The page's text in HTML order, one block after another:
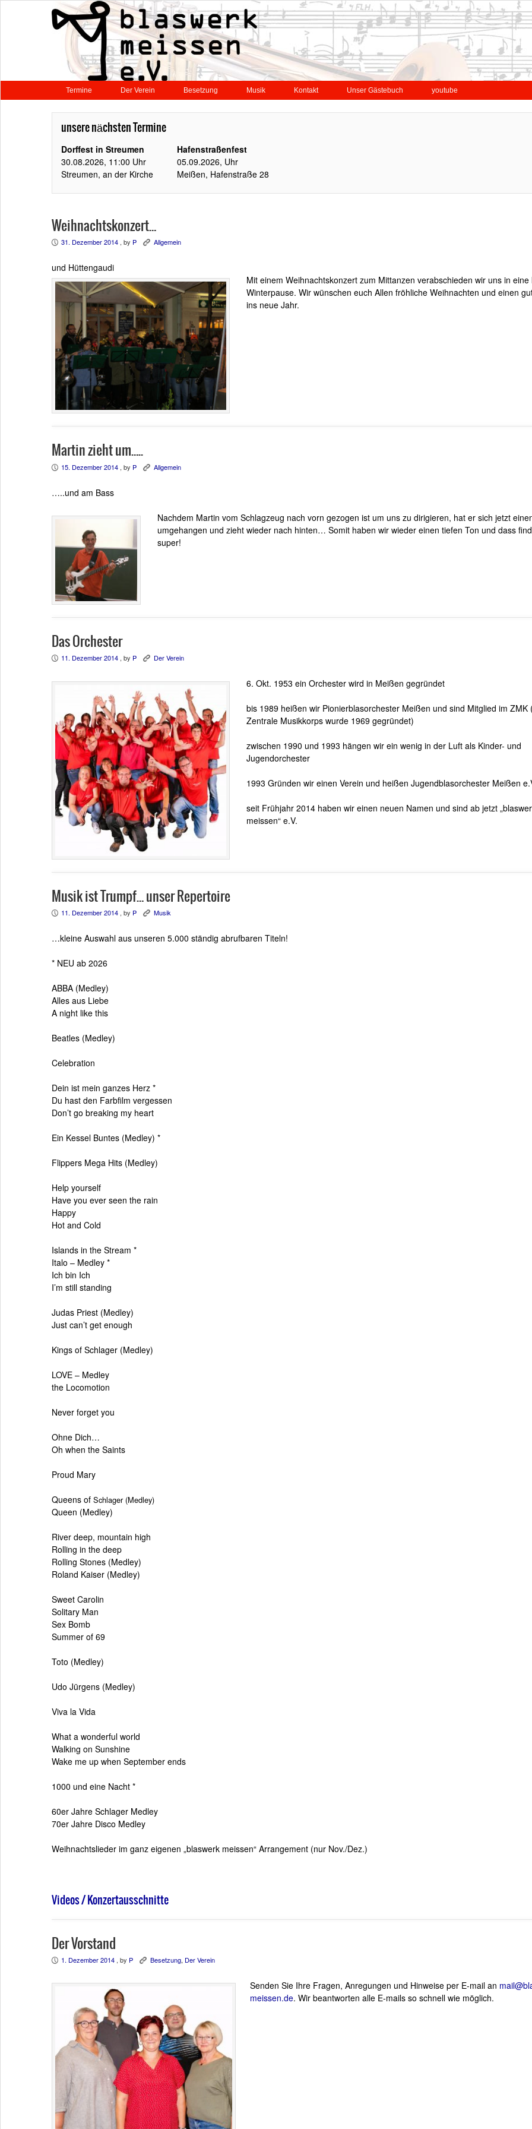
Termine Der Verein Besetzung Musik Kontakt Unser Gästebuch youtube
unsere nächsten Termine
Dorffest in Streumen
30.08.2026, 11:00 Uhr
Streumen, an der Kirche
Hafenstraßenfest
05.09.2026, Uhr
Meißen, Hafenstraße 28
Weihnachtskonzert…
P 31. Dezember 2014 , by P K Allgemein
und Hüttengaudi
Mit einem Weihnachtskonzert zum Mittanzen verabschieden wir uns in eine
Winterpause. Wir wünschen euch Allen fröhliche Weihnachten und einen
ins neue Jahr.
Martin zieht um…..
P 15. Dezember 2014 , by P K Allgemein
…..und am Bass
Nachdem Martin vom Schlagzeug nach vorn gezogen ist um uns zu dirigieren, hat er sich jetzt
umgehangen und zieht wieder nach hinten… Somit haben wir wieder einen tiefen Ton und dass
super!
Das Orchester
P 11. Dezember 2014 , by P K Der Verein
6. Okt. 1953 ein Orchester wird in Meißen gegründet
bis 1989 heißen wir Pionierblasorchester Meißen und sind Mitglied im ZMK
Zentrale Musikkorps wurde 1969 gegründet)
zwischen 1990 und 1993 hängen wir ein wenig in der Luft als Kinder- und
Jugendorchester
1993 Gründen wir einen Verein und heißen Jugendblasorchester Meißen
seit Frühjahr 2014 haben wir einen neuen Namen und sind ab jetzt
meissen“ e.V.
Musik ist Trumpf… unser Repertoire
P 11. Dezember 2014 , by P K Musik
…kleine Auswahl aus unseren 5.000 ständig abrufbaren Titeln!
* NEU ab 2026
ABBA (Medley)
Alles aus Liebe
A night like this
Beatles (Medley)
Celebration
Dein ist mein ganzes Herz *
Du hast den Farbfilm vergessen
Don’t go breaking my heart
Ein Kessel Buntes (Medley) *
Flippers Mega Hits (Medley)
Help yourself
Have you ever seen the rain
Happy
Hot and Cold
Islands in the Stream *
Italo – Medley *
Ich bin Ich
I’m still standing
Judas Priest (Medley)
Just can’t get enough
Kings of Schlager (Medley)
LOVE – Medley
the Locomotion
Never forget you
Ohne Dich…
Oh when the Saints
Proud Mary
Queens of Schlager (Medley)
Queen (Medley)
River deep, mountain high
Rolling in the deep
Rolling Stones (Medley)
Roland Kaiser (Medley)
Sweet Carolin
Solitary Man
Sex Bomb
Summer of 69
Toto (Medley)
Udo Jürgens (Medley)
Viva la Vida
What a wonderful world
Walking on Sunshine
Wake me up when September ends
1000 und eine Nacht *
60er Jahre Schlager Medley
70er Jahre Disco Medley
Weihnachtslieder im ganz eigenen „blaswerk meissen“ Arrangement (nur Nov./Dez.)
Videos / Konzertausschnitte
Der Vorstand
P 1. Dezember 2014 , by P K Besetzung, Der Verein
Senden Sie Ihre Fragen, Anregungen und Hinweise per E-mail an
meissen.de. Wir beantworten alle E-mails so schnell wie möglich.